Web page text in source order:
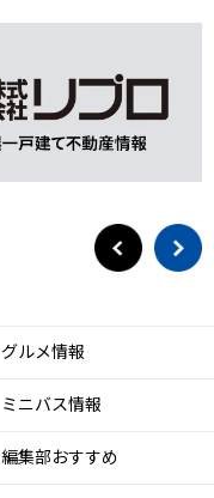
グルメ情報
ミニバス情報
編集部おすすめ